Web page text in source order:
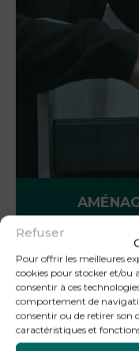
Pour offrir les meilleures
cookies pour stocker et/ou
consentir à ces
comportement de
consentir ou de retirer son
caractéristiques et
Refuser